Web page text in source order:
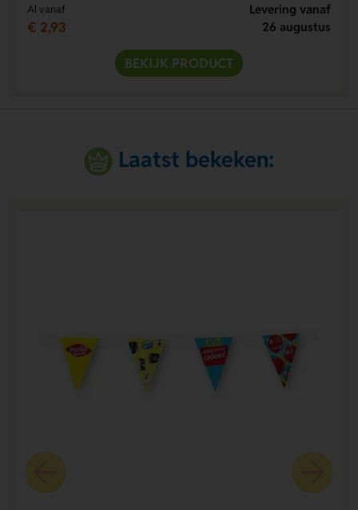
Al vanaf
€ 2,93
Levering vanaf
26 augustus
BEKIJK PRODUCT
Laatst bekeken: